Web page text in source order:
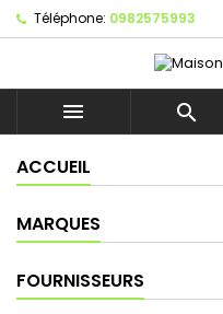
Téléphone: 0982575993
 
ACCUEIL
MARQUES
FOURNISSEURS